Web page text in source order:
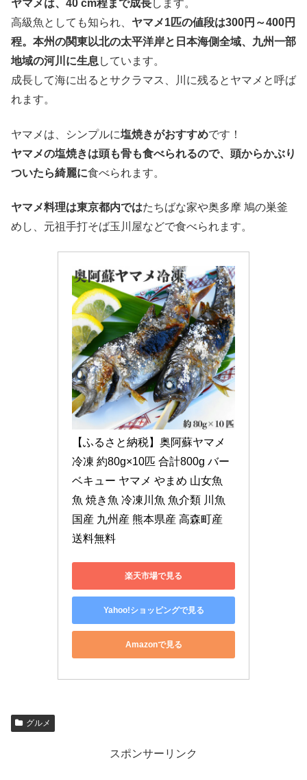
ヤマメは、40 cm程まで成長します。
高級魚としても知られ、 ヤマメ1匹の値段は300円～400円
程。 本州の関東以北の太平洋岸と日本海側全域、九州一部
地域の河川に生息 しています。
成長して海に出るとサクラマス、川に残るとヤマメと呼ば
れます。
ヤマメは、シンプルに塩焼きがおすすめです！
ヤマメの塩焼きは頭も骨も食べられるので、頭からかぶり
ついたら綺麗に食べられます。
ヤマメ料理は東京都内ではたちばな家や奥多摩 鳩の巣釜
めし、元祖手打そば玉川屋などで食べられます。
【ふるさと納税】奥阿蘇ヤマメ
冷凍 約80g×10匹 合計800g バー
ベキュー ヤマメ やまめ 山女魚
魚 焼き魚 冷凍川魚 魚介類 川魚
国産 九州産 熊本県産 高森町産
送料無料
楽天市場で見る
Yahoo!ショッピングで見る
Amazonで見る
グルメ
スポンサーリンク